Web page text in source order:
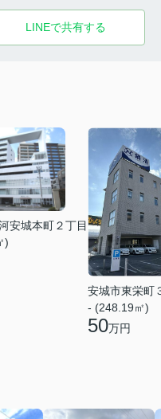
LINEで共有する
安城本町２丁目
)
安城市東栄町
- (248.19㎡)
50万円